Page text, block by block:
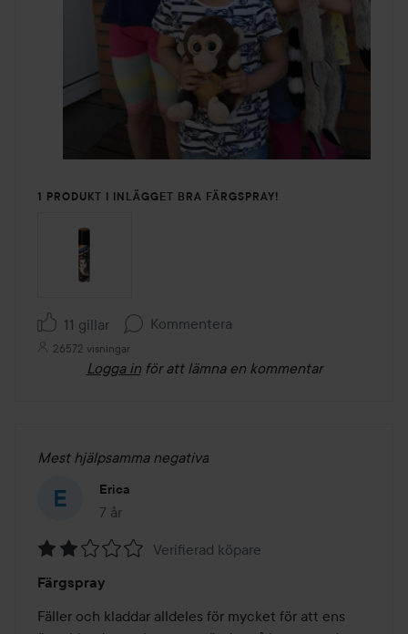
1 PRODUKT I INLÄGGET BRA FÄRGSPRAY!
11 gillar Kommentera
26572 visningar
Logga in för att lämna en kommentar
Mest hjälpsamma negativa
Erica
7 år
Inlägget skapades 7 år
2
av
Verifierad köpare
Färgspray
Fäller och kladdar alldeles för mycket för att ens